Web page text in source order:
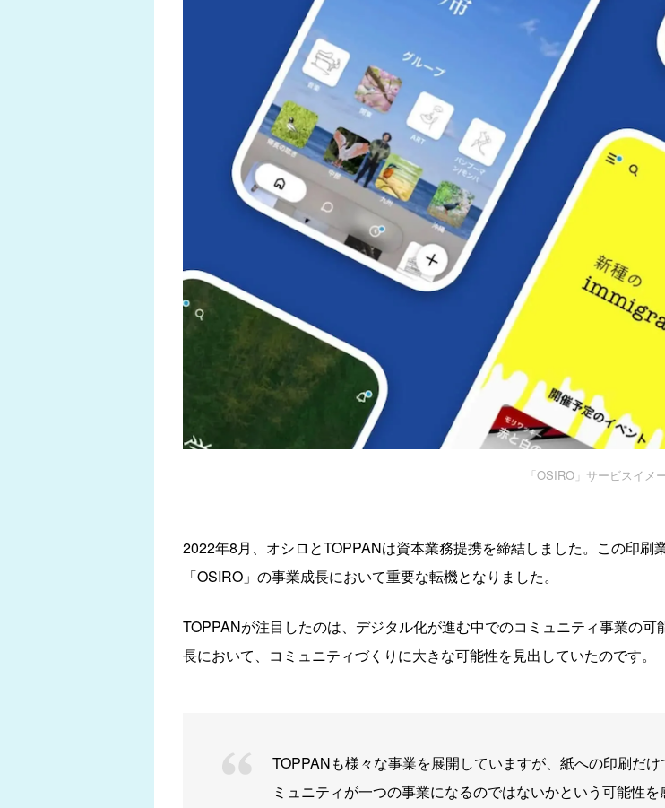
「OSIRO」サービスイメ
2022年8月、オシロとTOPPANは資本業務提携を締結しました。この印
「OSIRO」の事業成長において重要な転機となりました。
TOPPANが注目したのは、デジタル化が進む中でのコミュニティ事業の
長において、コミュニティづくりに大きな可能性を見出していたのです。
TOPPANも様々な事業を展開していますが、紙への印刷だ
ミュニティが一つの事業になるのではないかという可能性を